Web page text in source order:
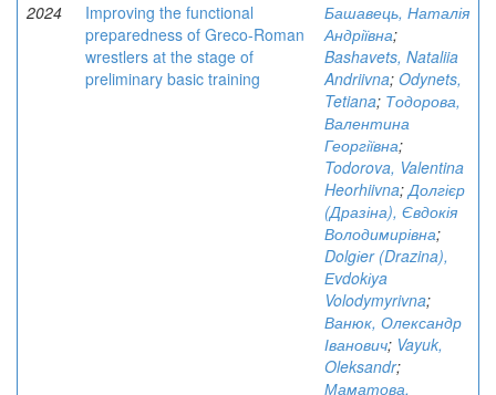
2024
Improving the functional
preparedness of Greco-Roman
wrestlers at the stage of
preliminary basic training
Башавець, Наталія
Андріївна;
Bashavets, Nataliia
Andriivna; Odynets,
Tetiana; Тодорова,
Валентина
Георгіївна;
Todorova, Valentina
Heorhiivna;Долгієр
(Дразіна), Євдокія
Володимирівна;
Dolgіer (Drazina),
Еvdokіya
Volodymyrivna;
Ванюк, Олександр
Іванович; Vayuk,
Oleksandr;
Маматова,